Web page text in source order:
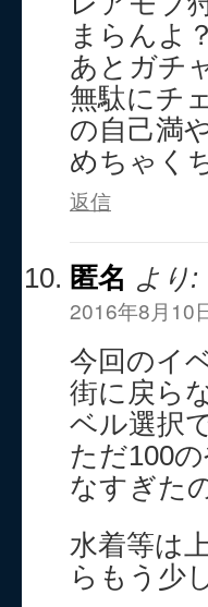
まらんよ？
あとガチ
無駄にチ
の自己満
めちゃく
返信
匿名 より:
2016年8月10
今回のイ
街に戻ら
ベル選択
ただ100
なすぎた
水着等は
らもう少